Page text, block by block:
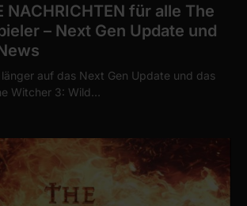
NACHRICHTEN für alle The
– Next Gen Update und
auf das Next Gen Update und das
Witcher 3: Wild…